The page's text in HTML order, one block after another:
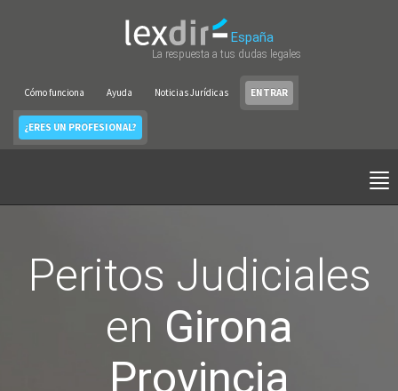
España
La respuesta a tus dudas legales
Cómo funciona Ayuda Noticias Jurídicas ENTRAR
¿ERES UN PROFESIONAL?
Peritos Judiciales
en Girona
Provincia